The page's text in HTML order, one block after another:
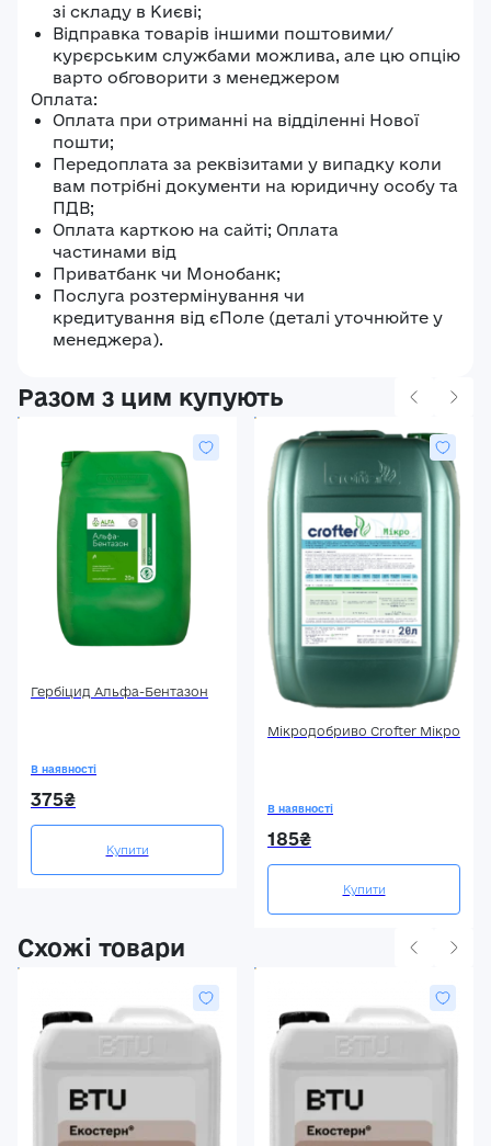
зі складу в Києві;
Відправка товарів іншими поштовими/
курєрським службами можлива, але цю опцію
варто обговорити з менеджером
Оплата:
Оплата при отриманні на відділенні Нової
пошти;
Передоплата за реквізитами у випадку коли
вам потрібні документи на юридичну особу та
ПДВ;
Оплата карткою на сайті; Оплата
частинами від
Приватбанк чи Монобанк;
Послуга розтермінування чи
кредитування від єПоле (деталі уточнюйте у
менеджера).
Разом з цим купують
Гербіцид Альфа-Бентазон
В наявності
375₴
Купити
Мікродобриво Crofter Мікро
В наявності
185₴
Купити
Схожі товари